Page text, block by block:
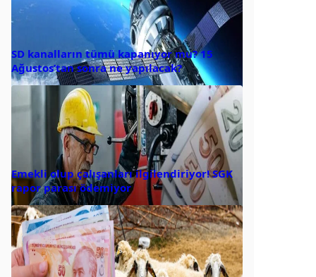
SD kanalların tümü kapanıyor mu? 15
Ağustos’tan sonra ne yapılacak?
Emekli olup çalışanları ilgilendiriyor! SGK
rapor parası ödemiyor